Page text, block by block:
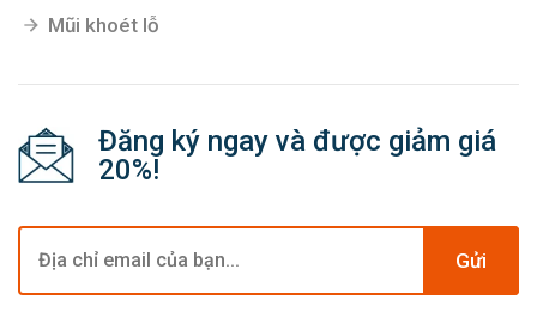
Pa lăng xích
Nhẵn cắt rau quả
Mũi khoét lỗ
Đăng ký ngay và được giảm giá